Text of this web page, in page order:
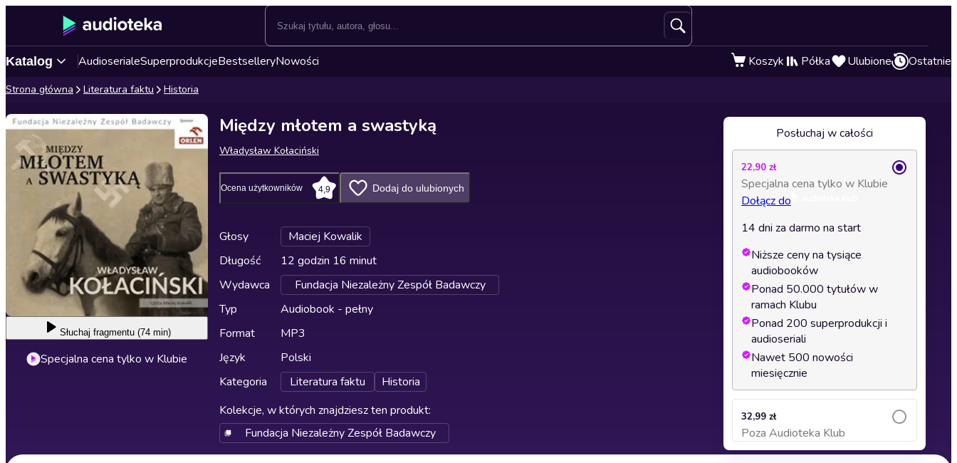
Katalog AudioserialeSuperprodukcjeBestselleryNowości Koszyk Półka Ulubione Ostatnie
Strona główna Literatura faktu Historia
Słuchaj fragmentu (74 min)
Specjalna cena tylko w Klubie
Między młotem a swastyką
Władysław Kołaciński
Ocena użytkowników 4,9 Dodaj do ulubionych
Głosy
Maciej Kowalik
Długość
12 godzin 16 minut
Wydawca
Fundacja Niezależny Zespół Badawczy
Typ
Audiobook - pełny
Format
MP3
Język
Polski
Kategoria
Literatura faktu
Historia
Kolekcje, w których znajdziesz ten produkt:
Fundacja Niezależny Zespół Badawczy
Posłuchaj w całości
22,90 zł
Specjalna cena tylko w Klubie
Dołącz do
14 dni za darmo na start
Niższe ceny na tysiące
audiobooków
Ponad 50.000 tytułów w
ramach Klubu
Ponad 200 superprodukcji i
audioseriali
Nawet 500 nowości
miesięcznie
32,99 zł
Poza Audioteka Klub
Dodaj do koszyka